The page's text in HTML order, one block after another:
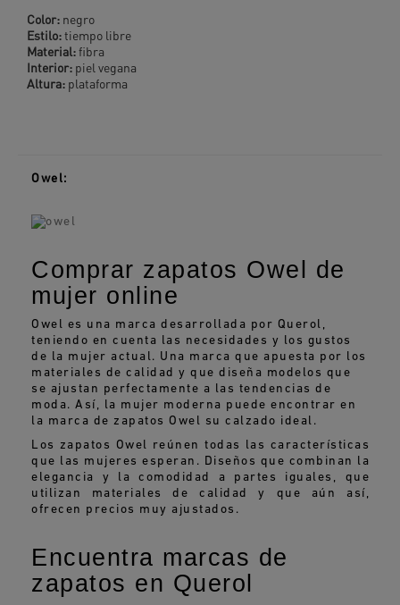
Color: negro
Estilo:tiempo libre
Material:fibra
Interior: piel vegana
Altura: plataforma
Owel:
Comprar zapatos Owel de
mujer online
Owel es una marca desarrollada por Querol,
teniendo en cuenta las necesidades y los gustos
de la mujer actual. Una marca que apuesta por los
materiales de calidad y que diseña modelos que
se ajustan perfectamente a las tendencias de
moda. Así, la mujer moderna puede encontrar en
la marca de zapatos Owel su calzado ideal.
Los zapatos Owel reúnen todas las características
que las mujeres esperan. Diseños que combinan la
elegancia y la comodidad a partes iguales, que
utilizan materiales de calidad y que aún así,
ofrecen precios muy ajustados.
Encuentra marcas de
zapatos en Querol